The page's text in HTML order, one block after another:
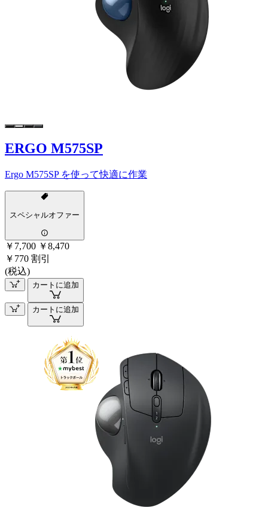
ERGO M575SP
Ergo M575SP を使って快適に作業
スペシャルオファー
￥7,700 ￥8,470
￥770 割引
(税込)
カートに追加
カートに追加